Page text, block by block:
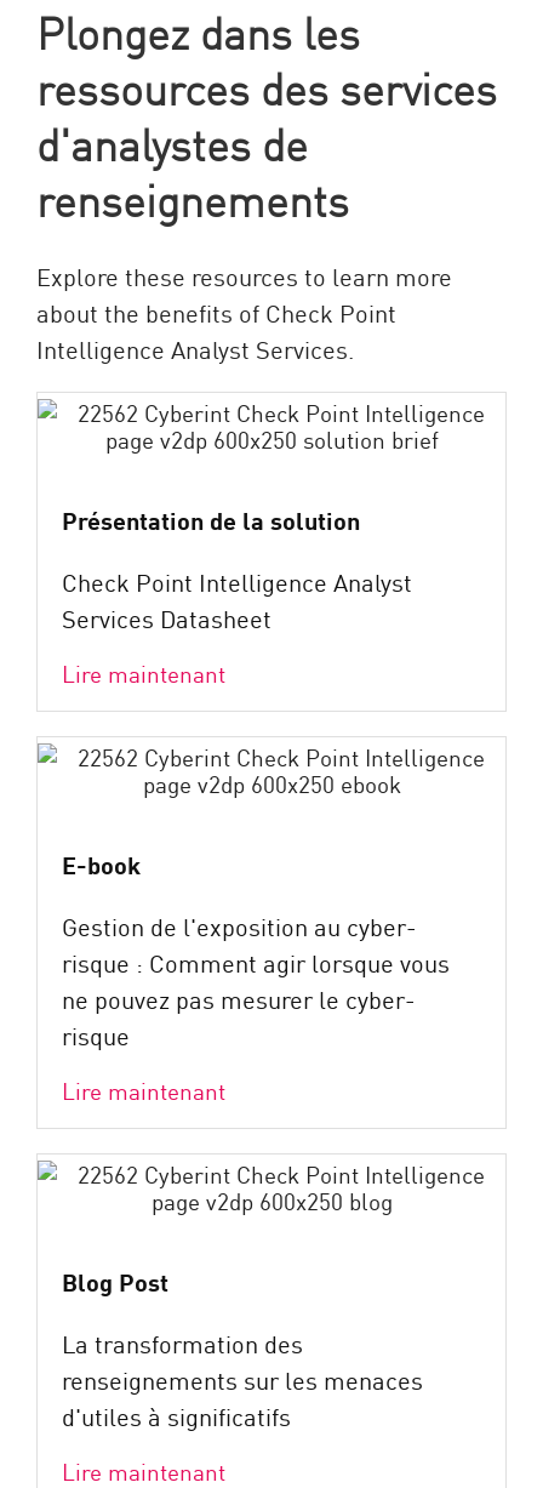
Plongez dans les
ressources des services
d'analystes de
renseignements
Explore these resources to learn more
about the benefits of Check Point
Intelligence Analyst Services.
Présentation de la solution
Check Point Intelligence Analyst
Services Datasheet
Lire maintenant
E-book
Gestion de l'exposition au cyber-
risque : Comment agir lorsque vous
ne pouvez pas mesurer le cyber-
risque
Lire maintenant
Blog Post
La transformation des
renseignements sur les menaces
d'utiles à significatifs
Lire maintenant